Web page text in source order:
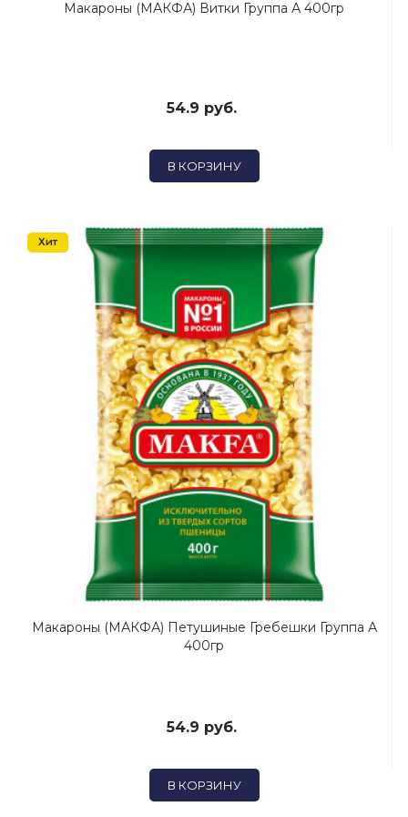
Макароны (МАКФА) Витки Группа А 400гр
54.9 руб.
В КОРЗИНУ
Хит
Макароны (МАКФА) Петушиные Гребешки Группа А
400гр
54.9 руб.
В КОРЗИНУ